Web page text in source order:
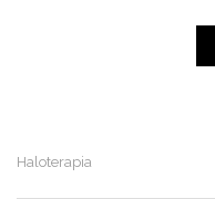
Haloterapia